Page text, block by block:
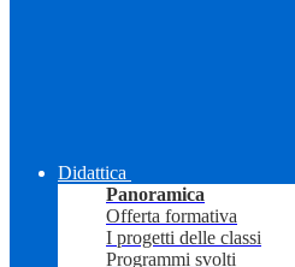
Didattica
Panoramica
Offerta formativa
I progetti delle classi
Programmi svolti